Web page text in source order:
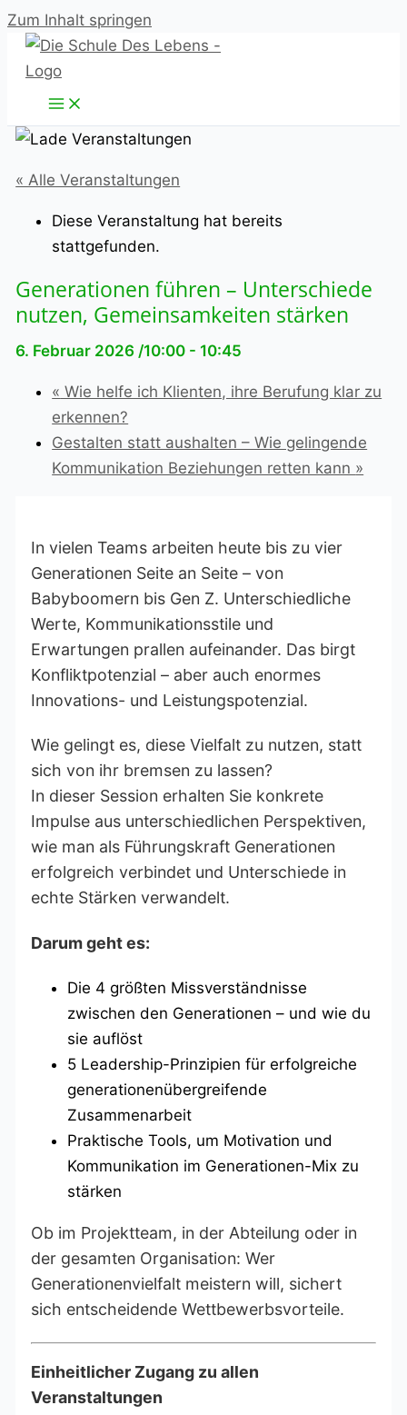
Zum Inhalt springen
« Alle Veranstaltungen
Diese Veranstaltung hat bereits
stattgefunden.
Generationen führen – Unterschiede
nutzen, Gemeinsamkeiten stärken
6. Februar 2026 /10:00 - 10:45
« Wie helfe ich Klienten, ihre Berufung klar zu
erkennen?
Gestalten statt aushalten – Wie gelingende
Kommunikation Beziehungen retten kann »
In vielen Teams arbeiten heute bis zu vier
Generationen Seite an Seite – von
Babyboomern bis Gen Z. Unterschiedliche
Werte, Kommunikationsstile und
Erwartungen prallen aufeinander. Das birgt
Konfliktpotenzial – aber auch enormes
Innovations- und Leistungspotenzial.
Wie gelingt es, diese Vielfalt zu nutzen, statt
sich von ihr bremsen zu lassen?
In dieser Session erhalten Sie konkrete
Impulse aus unterschiedlichen Perspektiven,
wie man als Führungskraft Generationen
erfolgreich verbindet und Unterschiede in
echte Stärken verwandelt.
Darum geht es:
Die 4 größten Missverständnisse
zwischen den Generationen – und wie du
sie auflöst
5 Leadership-Prinzipien für erfolgreiche
generationenübergreifende
Zusammenarbeit
Praktische Tools, um Motivation und
Kommunikation im Generationen-Mix zu
stärken
Ob im Projektteam, in der Abteilung oder in
der gesamten Organisation: Wer
Generationenvielfalt meistern will, sichert
sich entscheidende Wettbewerbsvorteile.
Einheitlicher Zugang zu allen
Veranstaltungen